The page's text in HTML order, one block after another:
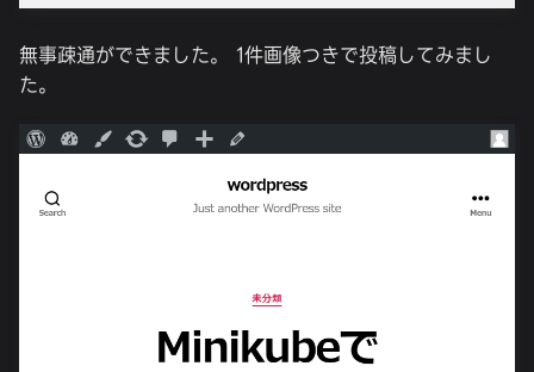
無事疎通ができました。 1件画像つきで投稿してみまし
た。